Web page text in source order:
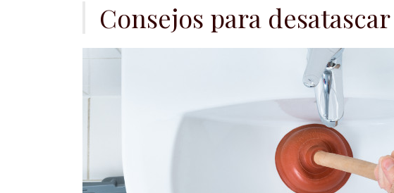
Consejos para